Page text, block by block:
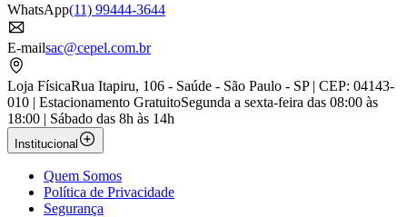
WhatsApp(11) 99444-3644
E-mailsac@cepel.com.br
Loja FísicaRua Itapiru, 106 - Saúde - São Paulo - SP | CEP: 04143-
010 | Estacionamento GratuitoSegunda a sexta-feira das 08:00 às
18:00 | Sábado das 8h às 14h
Institucional
Quem Somos
Política de Privacidade
Segurança